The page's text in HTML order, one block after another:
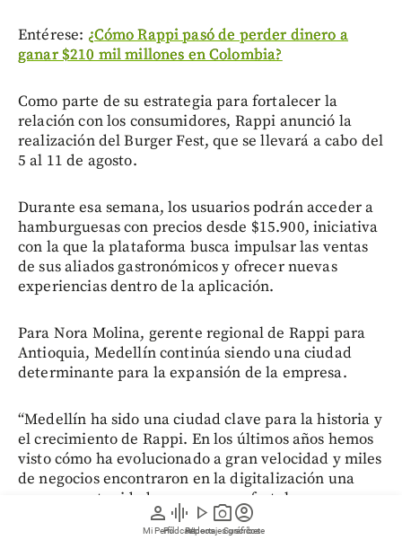
person
Mi Perfil
graphic_eq
Pódcast
play_arrow
Videos
photo_camera
Reportajes gráficos
account_circle
Suscríbete
Entérese: ¿Cómo Rappi pasó de perder dinero a
ganar $210 mil millones en Colombia?
Como parte de su estrategia para fortalecer la
relación con los consumidores, Rappi anunció la
realización del Burger Fest, que se llevará a cabo del
5 al 11 de agosto.
Durante esa semana, los usuarios podrán acceder a
hamburguesas con precios desde $15.900, iniciativa
con la que la plataforma busca impulsar las ventas
de sus aliados gastronómicos y ofrecer nuevas
experiencias dentro de la aplicación.
Para Nora Molina, gerente regional de Rappi para
Antioquia, Medellín continúa siendo una ciudad
determinante para la expansión de la empresa.
“Medellín ha sido una ciudad clave para la historia y
el crecimiento de Rappi. En los últimos años hemos
visto cómo ha evolucionado a gran velocidad y miles
de negocios encontraron en la digitalización una
nueva oportunidad para crecer y fortalecer sus
operaciones. Queremos seguir acompañando esa